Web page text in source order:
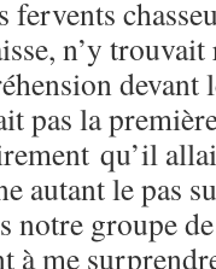
n’y
devant
pas la
qu’il
autant le pas
notre groupe
à me